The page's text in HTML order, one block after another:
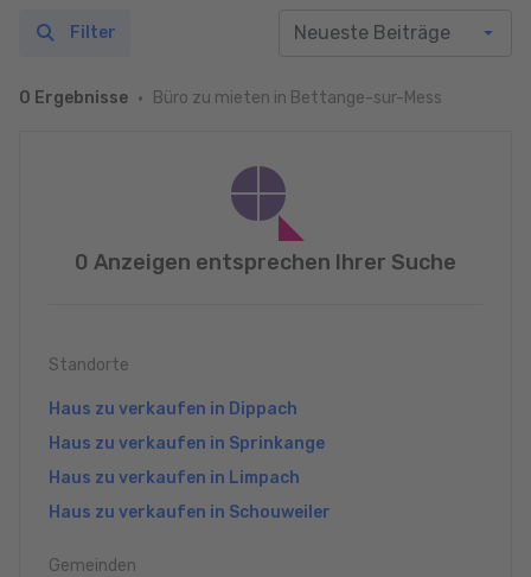
0 Ergebnisse Büro zu mieten in Bettange-sur-Mess
Filter
0 Anzeigen entsprechen Ihrer Suche
Standorte
Haus zu verkaufen in Dippach
Haus zu verkaufen in Sprinkange
Haus zu verkaufen in Limpach
Haus zu verkaufen in Schouweiler
Gemeinden